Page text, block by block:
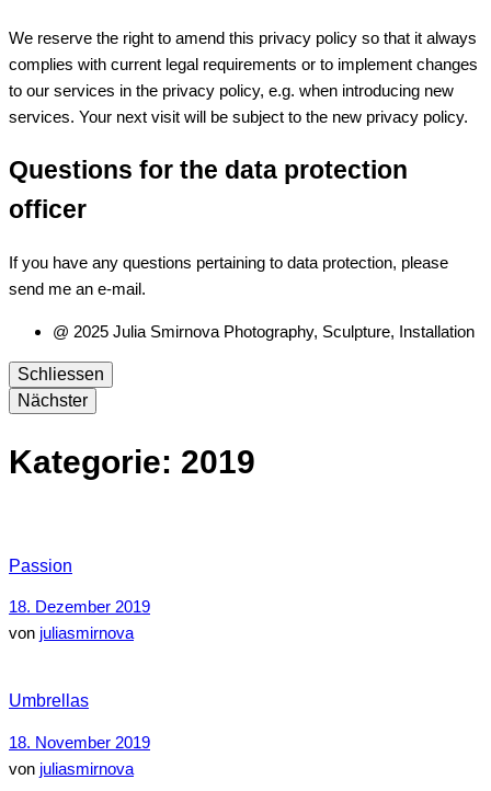
We reserve the right to amend this privacy policy so that it always
complies with current legal requirements or to implement changes
to our services in the privacy policy, e.g. when introducing new
services. Your next visit will be subject to the new privacy policy.
Questions for the data protection
officer
If you have any questions pertaining to data protection, please
send me an e-mail.
@ 2025 Julia Smirnova Photography, Sculpture, Installation
Schliessen
Nächster
Kategorie: 2019
Passion
18. Dezember 2019
von juliasmirnova
Umbrellas
18. November 2019
von juliasmirnova